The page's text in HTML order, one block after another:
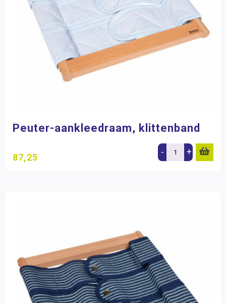
Peuter-aankleedraam, klittenband
87,25 - +